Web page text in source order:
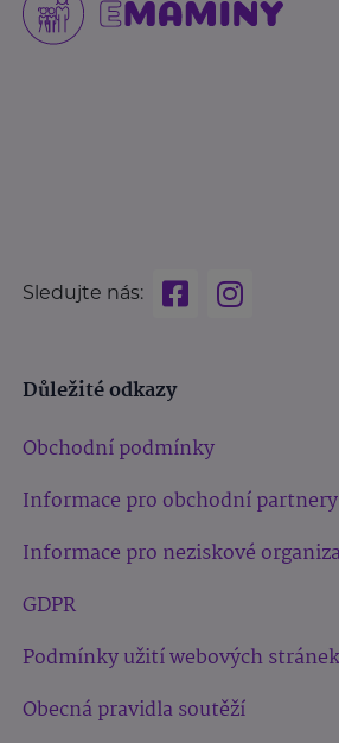
Sledujte nás:
Důležité odkazy
Obchodní podmínky
Informace pro obchodní partnery
Informace pro neziskové
GDPR
Podmínky užití webových stránek
Obecná pravidla soutěží